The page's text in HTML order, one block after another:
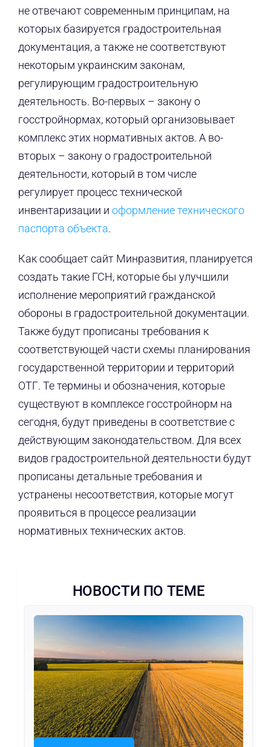
не отвечают современным принципам, на
которых базируется градостроительная
документация, а также не соответствуют
некоторым украинским законам,
регулирующим градостроительную
деятельность. Во-первых – закону о
госстройнормах, который организовывает
комплекс этих нормативных актов. А во-
вторых – закону о градостроительной
деятельности, который в том числе
регулирует процесс технической
инвентаризации и оформление технического
паспорта объекта.
Как сообщает сайт Минразвития, планируется
создать такие ГСН, которые бы улучшили
исполнение мероприятий гражданской
обороны в градостроительной документации.
Также будут прописаны требования к
соответствующей части схемы планирования
государственной территории и территорий
ОТГ. Те термины и обозначения, которые
существуют в комплексе госстройнорм на
сегодня, будут приведены в соответствие с
действующим законодательством. Для всех
видов градостроительной деятельности будут
прописаны детальные требования и
устранены несоответствия, которые могут
проявиться в процессе реализации
нормативных технических актов.
НОВОСТИ ПО ТЕМЕ